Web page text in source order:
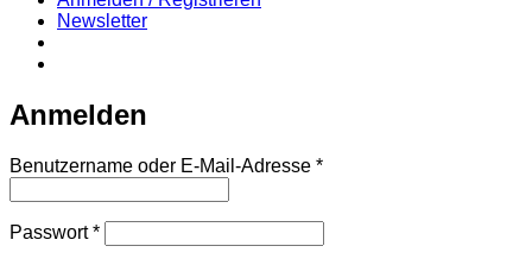
Newsletter
Anmelden
Benutzername oder E-Mail-Adresse *Erforderlich
Passwort*Erforderlich